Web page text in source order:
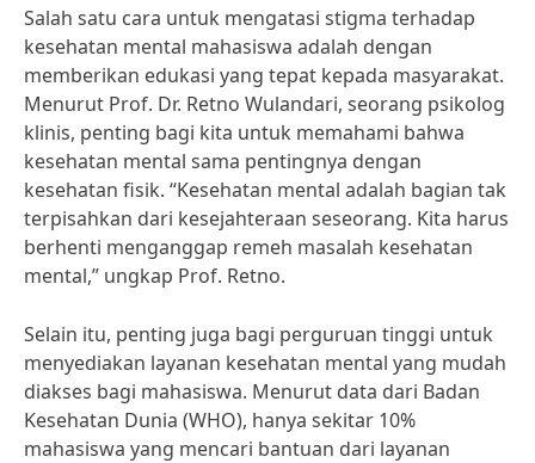
Salah satu cara untuk mengatasi stigma terhadap
kesehatan mental mahasiswa adalah dengan
memberikan edukasi yang tepat kepada masyarakat.
Menurut Prof. Dr. Retno Wulandari, seorang psikolog
klinis, penting bagi kita untuk memahami bahwa
kesehatan mental sama pentingnya dengan
kesehatan fisik. “Kesehatan mental adalah bagian tak
terpisahkan dari kesejahteraan seseorang. Kita harus
berhenti menganggap remeh masalah kesehatan
mental,” ungkap Prof. Retno.
Selain itu, penting juga bagi perguruan tinggi untuk
menyediakan layanan kesehatan mental yang mudah
diakses bagi mahasiswa. Menurut data dari Badan
Kesehatan Dunia (WHO), hanya sekitar 10%
mahasiswa yang mencari bantuan dari layanan